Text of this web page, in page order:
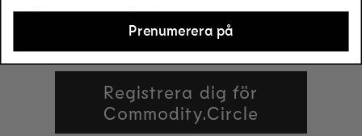
Kom inte och säg att vi inte varnade
dig...
Registrera dig för
Commodity.Circle
Prenumerera på